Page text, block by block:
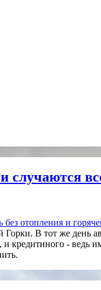
случаются
без отопления и
Горки. В тот же день
- ведь